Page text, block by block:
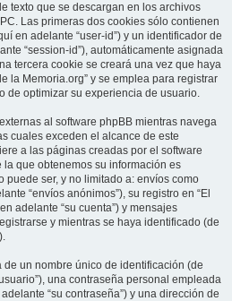
texto que se descargan en los archivos
Las primeras dos cookies sólo contienen
en adelante “user-id”) y un identificador de
“session-id”), automáticamente asignada
tercera cookie se creará una vez que haya
la Memoria.org” y se emplea para registrar
de optimizar su experiencia de usuario.
al software phpBB mientras navega
cuales exceden el alcance de este
a las páginas creadas por el software
que obtenemos su información es
puede ser, y no limitado a: envíos como
“envíos anónimos”), su registro en “El
adelante “su cuenta”) y mensajes
y mientras se haya identificado (de
un nombre único de identificación (de
una contraseña personal empleada
“su contraseña”) y una dirección de